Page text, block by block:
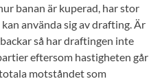
banan är kuperad, har stor
använda sig av drafting. Är
så har draftingen inte
eftersom hastigheten går
motståndet som